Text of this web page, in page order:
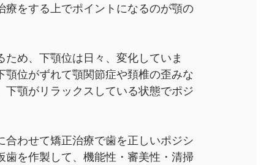
療をする上でポイントになるのが顎の
め、下顎位は日々、変化していま
位がずれて顎関節症や頚椎の歪みな
顎がリラックスしている状態でポジ
わせて矯正治療で歯を正しいポジシ
を作製して、機能性・審美性・清掃